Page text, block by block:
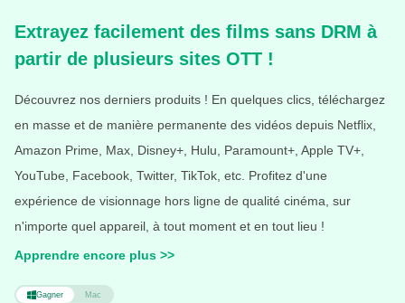
Extrayez facilement des films sans DRM à
partir de plusieurs sites OTT !
Découvrez nos derniers produits ! En quelques clics, téléchargez
en masse et de manière permanente des vidéos depuis Netflix,
Amazon Prime, Max, Disney+, Hulu, Paramount+, Apple TV+,
YouTube, Facebook, Twitter, TikTok, etc. Profitez d'une
expérience de visionnage hors ligne de qualité cinéma, sur
n'importe quel appareil, à tout moment et en tout lieu !
Apprendre encore plus >>
Gagner Mac